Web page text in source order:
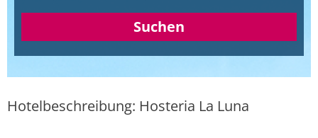
Suchen
Hotelbeschreibung: Hosteria La Luna